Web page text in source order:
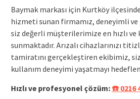
Baymak markası için Kurtköy
hizmeti sunan firmamız, deneyimli
siz değerli müşterilerimize en hızlı
sunmaktadır. Arızalı cihazlarınızı
tamiratını gerçekleştiren ekibimiz,
kullanım deneyimi yaşatmayı
Hızlı ve profesyonel çözüm:☎️ 0216